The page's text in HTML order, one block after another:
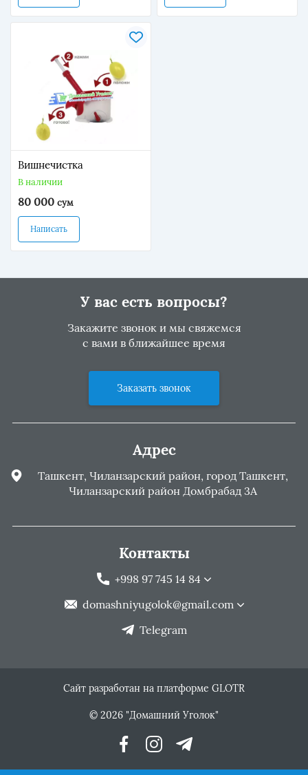
Вишнечистка
В наличии
80 000 сум
Написать
У вас есть вопросы?
Закажите звонок и мы свяжемся
с вами в ближайшее время
Заказать звонок
Адрес
Ташкент, Чиланзарский район, город Ташкент,
Чиланзарский район Домбрабад 3А
Контакты
+998 97 745 14 84
domashniyugolok@gmail.com
Telegram
Сайт разработан на платформе GLOTR
© 2026 "Домашний Уголок"